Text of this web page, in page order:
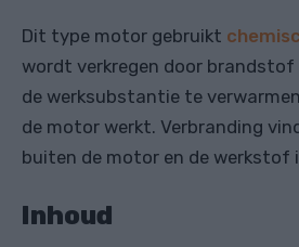
Dit type motor gebruikt
wordt verkregen door brandstof
de werksubstantie te
de motor werkt. Verbranding
buiten de motor en de werkstof
Inhoud